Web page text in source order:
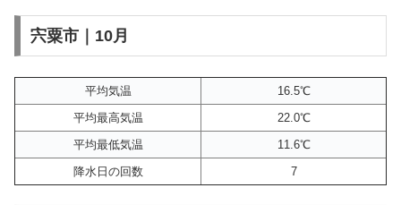
宍粟市｜10月
平均気温
16.5℃
平均最高気温
22.0℃
平均最低気温
11.6℃
降水日の回数
7